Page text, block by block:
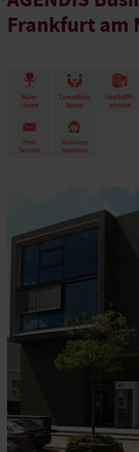
Frankfurt am